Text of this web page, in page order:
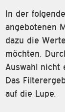
In der
angebotenen
dazu die
möchten.
Auswahl nicht
Das
auf die Lupe.